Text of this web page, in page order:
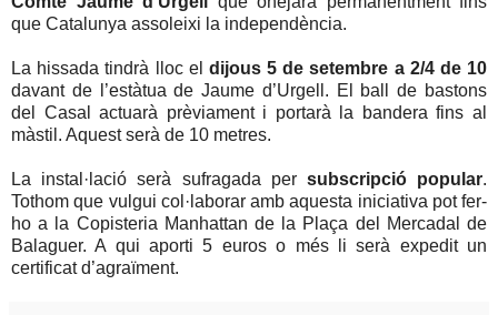
que Catalunya assoleixi la independència.
La hissada tindrà lloc el dijous 5 de setembre a 2/4 de 10
davant de l’estàtua de Jaume d’Urgell. El ball de bastons
del Casal actuarà prèviament i portarà la bandera fins al
màstil. Aquest serà de 10 metres.
La instal·lació serà sufragada per subscripció popular.
Tothom que vulgui col·laborar amb aquesta iniciativa pot fer-
ho a la Copisteria Manhattan de la Plaça del Mercadal de
Balaguer. A qui aporti 5 euros o més li serà expedit un
certificat d’agraïment.